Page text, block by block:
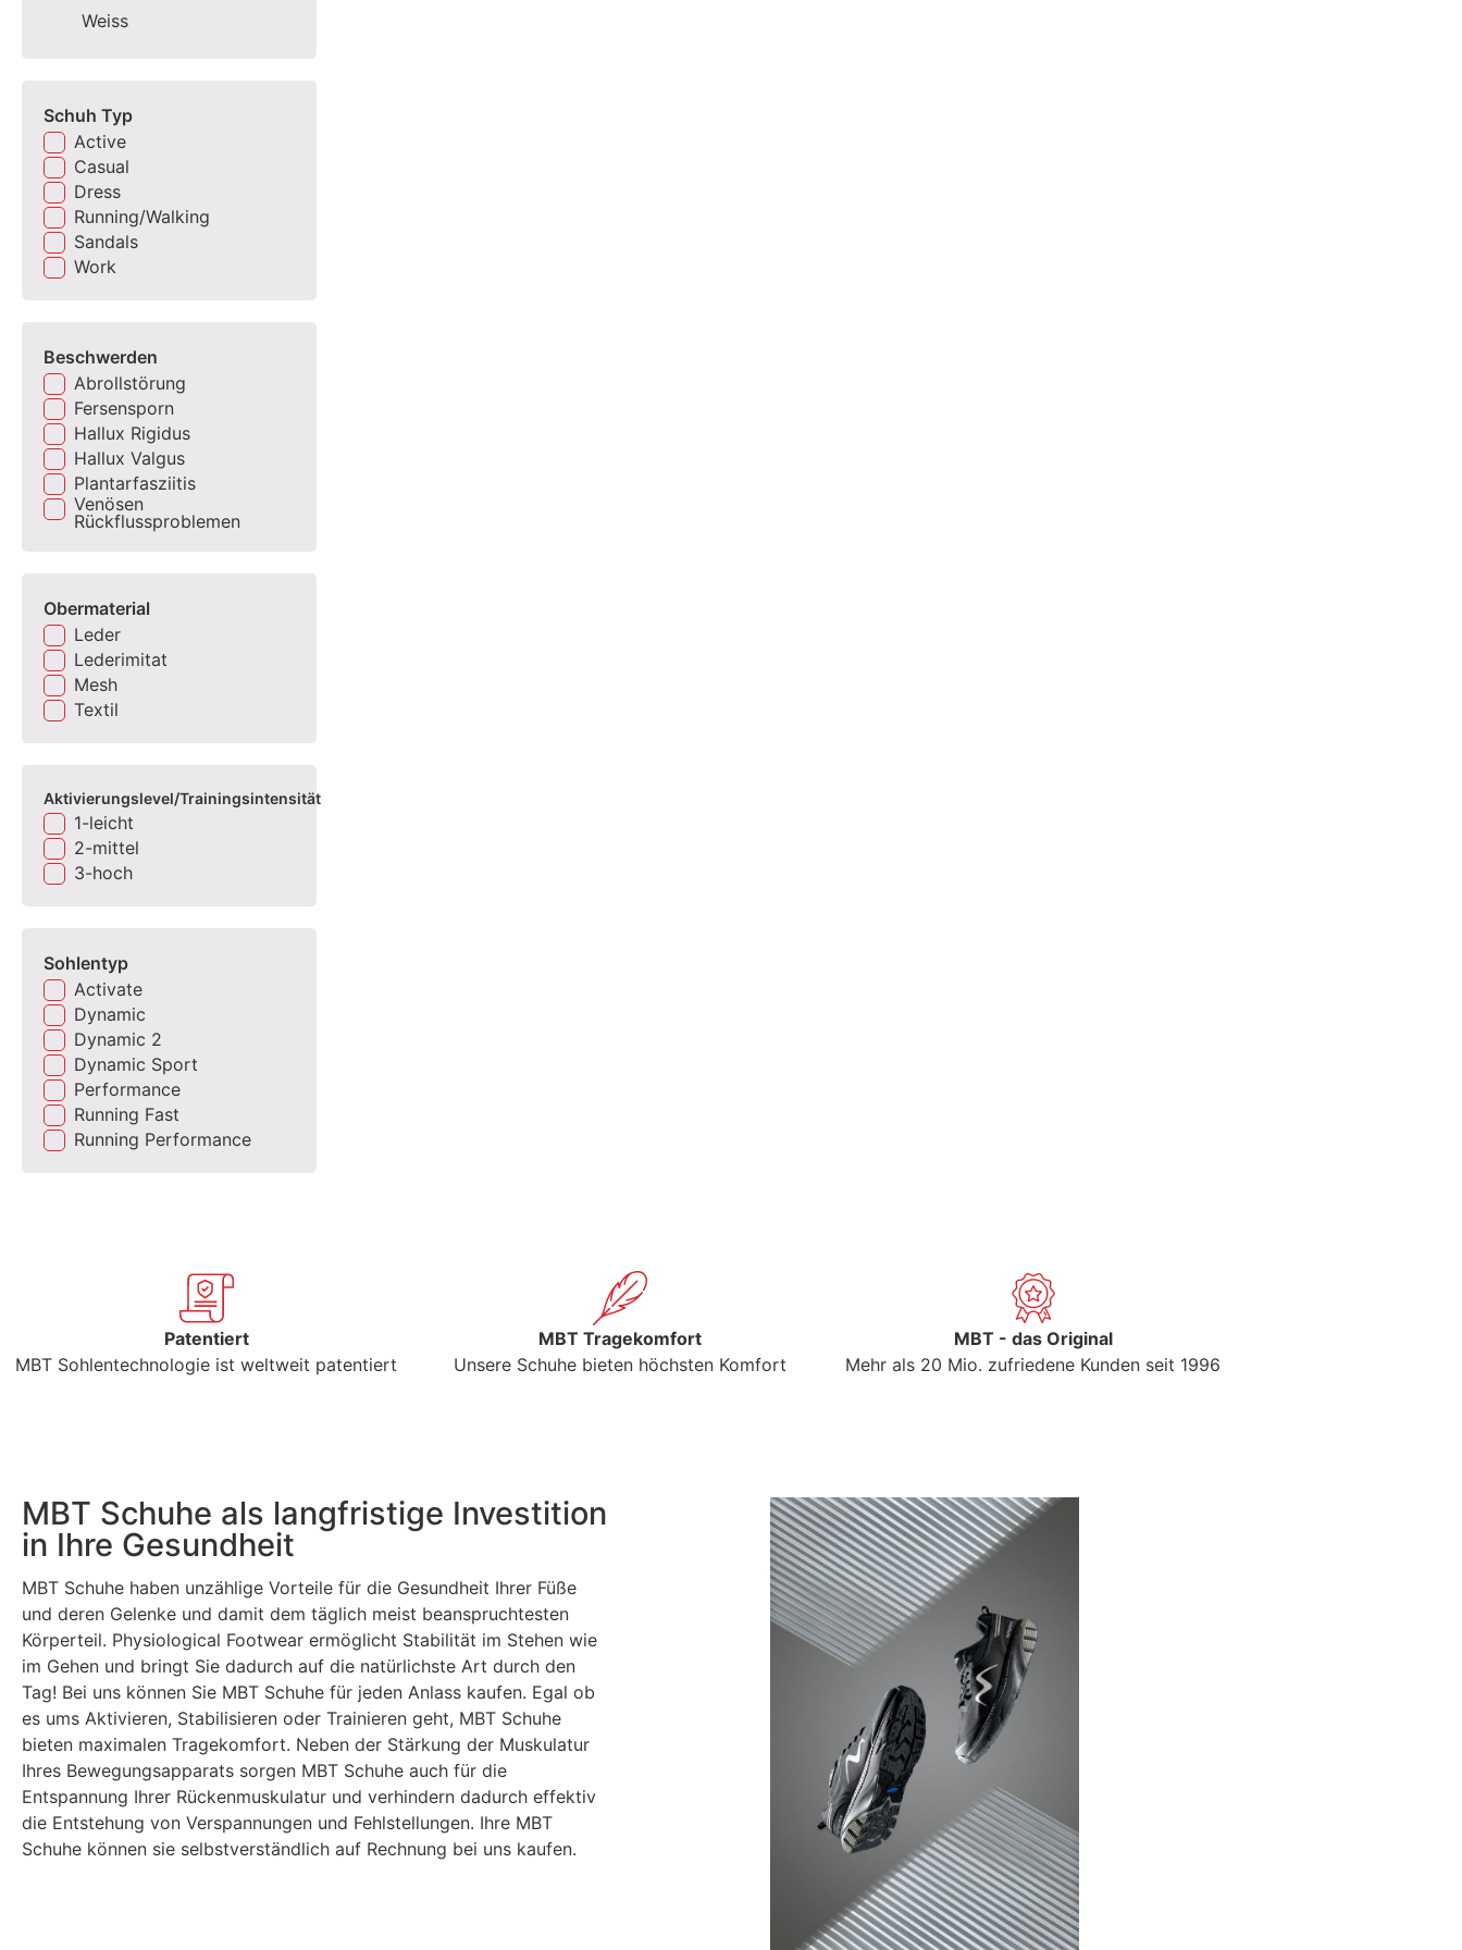
Weiss
Schuh Typ
Active
Casual
Dress
Running/Walking
Sandals
Work
Beschwerden
Abrollstörung
Fersensporn
Hallux Rigidus
Hallux Valgus
Plantarfasziitis
Venösen
Rückflussproblemen
Obermaterial
Leder
Lederimitat
Mesh
Textil
Aktivierungslevel/Trainingsintensität
1-leicht
2-mittel
3-hoch
Sohlentyp
Activate
Dynamic
Dynamic 2
Dynamic Sport
Performance
Running Fast
Running Performance
Patentiert
MBT Sohlentechnologie ist weltweit patentiert
MBT Tragekomfort
Unsere Schuhe bieten höchsten Komfort
MBT - das Original
Mehr als 20 Mio. zufriedene Kunden seit 1996
MBT Schuhe als langfristige Investition
in Ihre Gesundheit
MBT Schuhe haben unzählige Vorteile für die Gesundheit Ihrer Füße
und deren Gelenke und damit dem täglich meist beanspruchtesten
Körperteil. Physiological Footwear ermöglicht Stabilität im Stehen wie
im Gehen und bringt Sie dadurch auf die natürlichste Art durch den
Tag! Bei uns können Sie MBT Schuhe für jeden Anlass kaufen. Egal ob
es ums Aktivieren, Stabilisieren oder Trainieren geht, MBT Schuhe
bieten maximalen Tragekomfort. Neben der Stärkung der Muskulatur
Ihres Bewegungsapparats sorgen MBT Schuhe auch für die
Entspannung Ihrer Rückenmuskulatur und verhindern dadurch effektiv
die Entstehung von Verspannungen und Fehlstellungen. Ihre MBT
Schuhe können sie selbstverständlich auf Rechnung bei uns kaufen.